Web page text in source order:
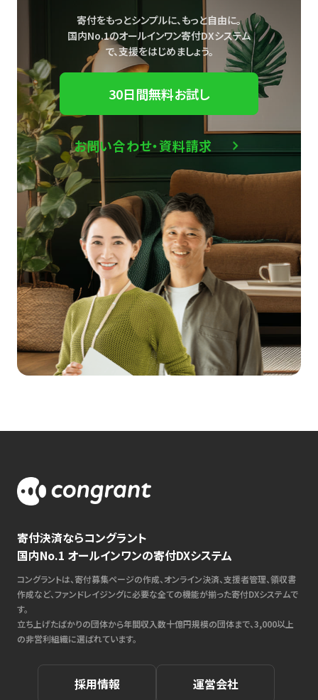
寄付をもっとシンプルに、もっと自由に。
国内No.1のオールインワン寄付DXシステム
で、支援をはじめましょう。
30日間無料お試し
お問い合わせ・資料請求
寄付決済ならコングラント
国内No.1 オールインワンの寄付DXシステム
コングラントは、寄付募集ページの作成、オンライン決済、支援者管理、領収書
作成など、ファンドレイジングに必要な全ての機能が揃った寄付DXシステムで
す。
立ち上げたばかりの団体から年間収入数十億円規模の団体まで、3,000以上
の非営利組織に選ばれています。
採用情報 運営会社